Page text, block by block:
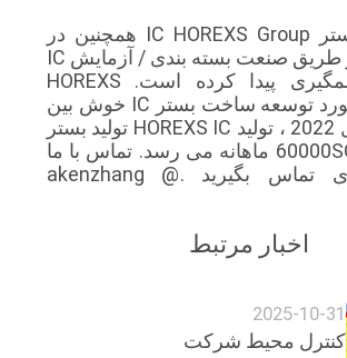
سفارشات بستر IC HOREXS Group همچنین در
سال 2020 از طریق صنعت بسته بندی / آزمایش IC
افزایش چشمگیری پیدا کرده است. HOREXS
همچنین در مورد توسعه ساخت بستر IC خوش بین
است ، تا سال 2022 ، تولید HOREXS IC تولید بستر
ماهانه به 60000SQM ماهانه می رسد. تماس با ما
برای همکاری تماس بگیرید .akenzhang @
اخبار مرتبط
2025-10-31
کنترل محیط شرکت